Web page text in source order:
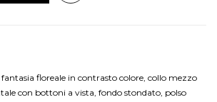
floreale in contrasto colore, collo mezzo
con bottoni a vista, fondo stondato, polso